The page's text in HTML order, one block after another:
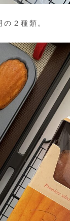
２種類。